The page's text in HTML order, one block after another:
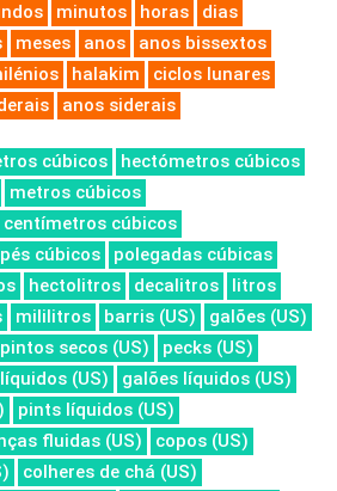
minutos horas
dias
meses anos
anos bissextos
halakim
ciclos lunares
anos siderais
cúbicos
hectómetros cúbicos
metros cúbicos
centímetros cúbicos
pés cúbicos
polegadas cúbicas
hectolitros decalitros
litros
mililitros barris (US)
galões (US)
pintos secos (US)
pecks (US)
(US)
galões líquidos (US)
pints líquidos (US)
fluidas (US)
copos (US)
colheres de chá (US)